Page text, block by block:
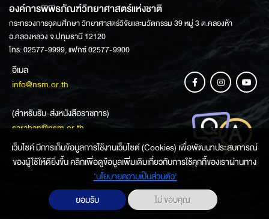
องค์การพิพิธภัณฑ์วิทยาศาสตร์แห่งชาติ
กระทรวงการอุดมศึกษา วิทยาศาสตร์วิจัยและนวัตกรรม 39 หมู่ 3 ต.คลองห้า
อ.คลองหลวง จ.ปทุมธานี 12120
โทร: 02577-9999, แฟกซ์ 02577-9900
อีเมล
info@nsm.or.th
(สำหรับรับ-ส่งหนังสือราชการ)
saraban@nsm.or.th
ช่องทางการสอบถามข้อมูล
เว็บไซค์ มีการเก็บข้อมูลการใช้งานเว็บไซต์ (Cookies) เพื่อพัฒนาประสบการณ์
ของผู้ใช้ให้ดียิ่งขึ้น คลิกเพื่อดูข้อมูลเพิ่มเติมเกี่ยวกับการใช้คุกกี้ของเราผ่านทาง
‘นโยบายความเป็นส่วนตัว'
ยอมรับ
ไม่ ขอบคุณ